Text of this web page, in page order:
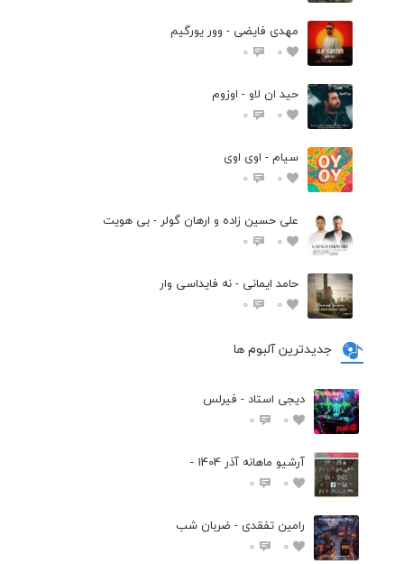
مهدی فایضی - وور یورگیم
0
0
حید ان لاو - اوزوم
0
0
سیام - اوی اوی
0
0
علی حسین زاده و ارهان گولر - بی هویت
0
0
حامد ایمانی - نه فایداسی وار
0
0
جدیدترین آلبوم ها
دیجی استاد - فیرلس
0
0
آرشیو ماهانه آذر 1404 -
0
0
رامین تفقدی - ضربان شب
0
0